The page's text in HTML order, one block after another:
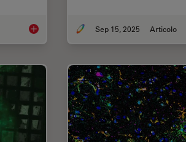
Infinity Optical Systems - From “Infinity
Sep 15, 2025 Articolo